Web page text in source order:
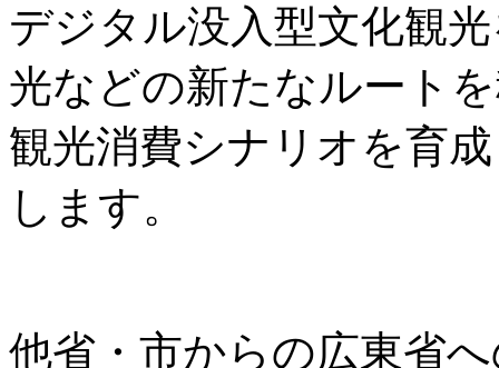
デジタル没入型文化観
光などの新たなルート
観光消費シナリオを育
します。
他省・市からの広東省